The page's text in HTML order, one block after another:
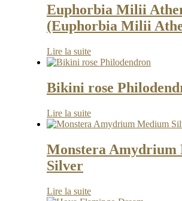
Euphorbia Milii
(Euphorbia Milii
Lire la suite
Bikini rose
Lire la suite
Monstera Amydrium
Silver
Lire la suite